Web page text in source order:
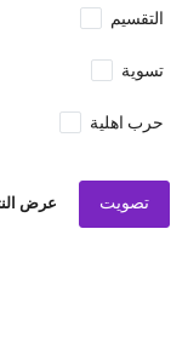
التقسيم
تسوية
حرب اهلية
تصويت عرض